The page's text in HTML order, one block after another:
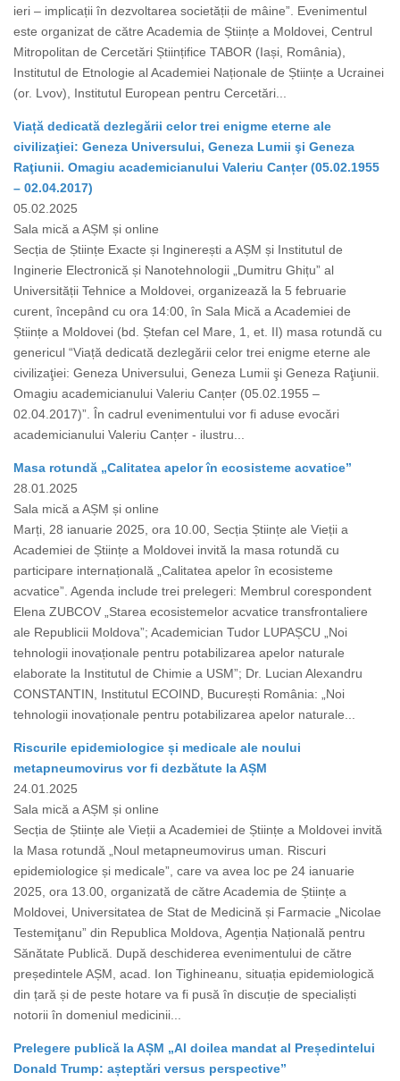
ieri – implicații în dezvoltarea societății de mâine”. Evenimentul
este organizat de către Academia de Științe a Moldovei, Centrul
Mitropolitan de Cercetări Științifice TABOR (Iași, România),
Institutul de Etnologie al Academiei Naționale de Științe a Ucrainei
(or. Lvov), Institutul European pentru Cercetări...
Viață dedicată dezlegării celor trei enigme eterne ale
civilizaţiei: Geneza Universului, Geneza Lumii şi Geneza
Raţiunii. Omagiu academicianului Valeriu Canțer (05.02.1955
– 02.04.2017)
05.02.2025
Sala mică a AȘM și online
Secția de Științe Exacte și Inginerești a AȘM și Institutul de
Inginerie Electronică și Nanotehnologii „Dumitru Ghițu” al
Universității Tehnice a Moldovei, organizează la 5 februarie
curent, începând cu ora 14:00, în Sala Mică a Academiei de
Științe a Moldovei (bd. Ștefan cel Mare, 1, et. II) masa rotundă cu
genericul “Viață dedicată dezlegării celor trei enigme eterne ale
civilizaţiei: Geneza Universului, Geneza Lumii şi Geneza Raţiunii.
Omagiu academicianului Valeriu Canțer (05.02.1955 –
02.04.2017)”. În cadrul evenimentului vor fi aduse evocări
academicianului Valeriu Canțer - ilustru...
Masa rotundă „Calitatea apelor în ecosisteme acvatice”
28.01.2025
Sala mică a AȘM și online
Marți, 28 ianuarie 2025, ora 10.00, Secția Științe ale Vieții a
Academiei de Științe a Moldovei invită la masa rotundă cu
participare internațională „Calitatea apelor în ecosisteme
acvatice”. Agenda include trei prelegeri: Membrul corespondent
Elena ZUBCOV „Starea ecosistemelor acvatice transfrontaliere
ale Republicii Moldova”; Academician Tudor LUPAȘCU „Noi
tehnologii inovaționale pentru potabilizarea apelor naturale
elaborate la Institutul de Chimie a USM”; Dr. Lucian Alexandru
CONSTANTIN, Institutul ECOIND, București România: „Noi
tehnologii inovaționale pentru potabilizarea apelor naturale...
Riscurile epidemiologice și medicale ale noului
metapneumovirus vor fi dezbătute la AȘM
24.01.2025
Sala mică a AȘM și online
Secția de Științe ale Vieții a Academiei de Științe a Moldovei invită
la Masa rotundă „Noul metapneumovirus uman. Riscuri
epidemiologice și medicale”, care va avea loc pe 24 ianuarie
2025, ora 13.00, organizată de către Academia de Științe a
Moldovei, Universitatea de Stat de Medicină și Farmacie „Nicolae
Testemiţanu” din Republica Moldova, Agenția Națională pentru
Sănătate Publică. După deschiderea evenimentului de către
președintele AȘM, acad. Ion Tighineanu, situația epidemiologică
din țară și de peste hotare va fi pusă în discuție de specialiști
notorii în domeniul medicinii...
Prelegere publică la AȘM „Al doilea mandat al Președintelui
Donald Trump: așteptări versus perspective”